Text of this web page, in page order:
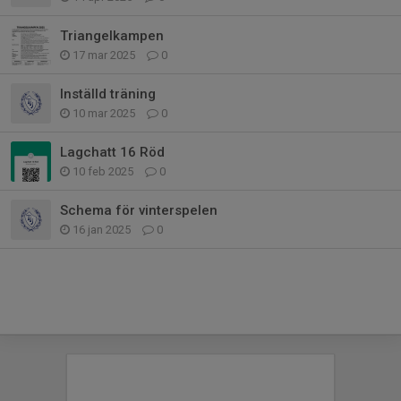
Triangelkampen
17 mar 2025 0
Inställd träning
10 mar 2025 0
Lagchatt 16 Röd
10 feb 2025 0
Schema för vinterspelen
16 jan 2025 0